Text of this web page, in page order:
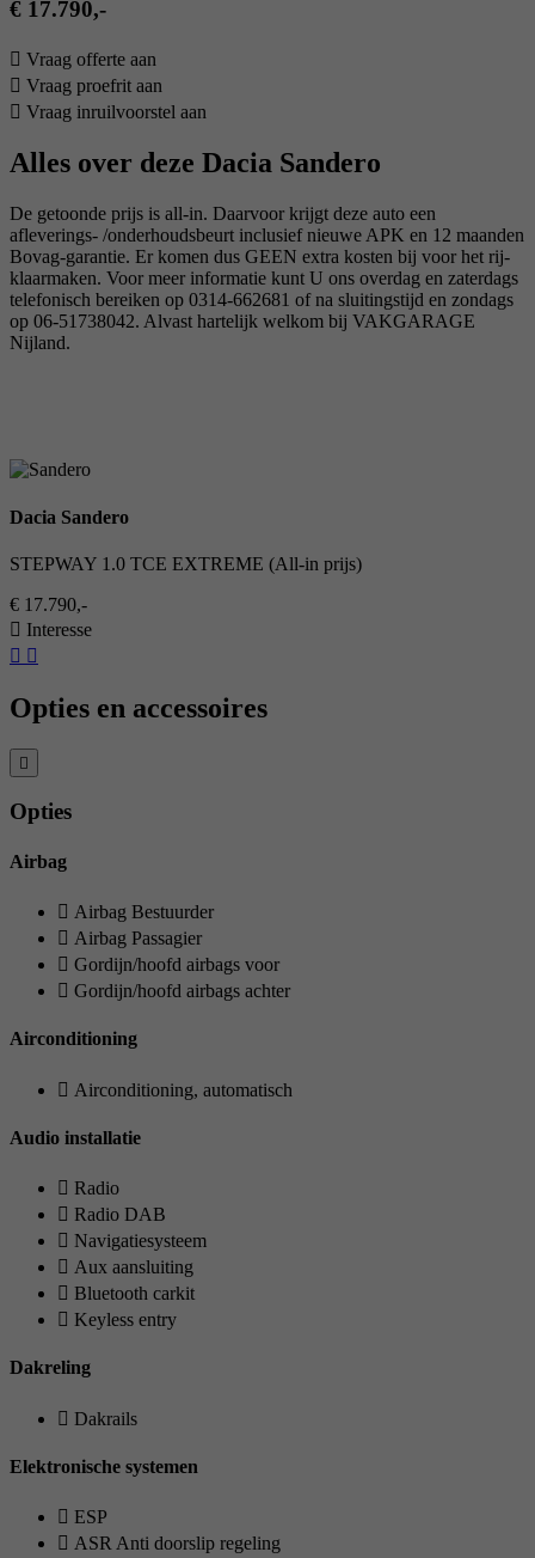
€ 17.790,-
Vraag offerte aan
Vraag proefrit aan
Vraag inruilvoorstel aan
Alles over deze Dacia Sandero
De getoonde prijs is all-in. Daarvoor krijgt deze auto een
afleverings- /onderhoudsbeurt inclusief nieuwe APK en 12 maanden
Bovag-garantie. Er komen dus GEEN extra kosten bij voor het rij-
klaarmaken. Voor meer informatie kunt U ons overdag en zaterdags
telefonisch bereiken op 0314-662681 of na sluitingstijd en zondags
op 06-51738042. Alvast hartelijk welkom bij VAKGARAGE
Nijland.
Dacia Sandero
STEPWAY 1.0 TCE EXTREME (All-in prijs)
€ 17.790,-
Interesse
Opties en accessoires
Opties
Airbag
Airbag Bestuurder
Airbag Passagier
Gordijn/hoofd airbags voor
Gordijn/hoofd airbags achter
Airconditioning
Airconditioning, automatisch
Audio installatie
Radio
Radio DAB
Navigatiesysteem
Aux aansluiting
Bluetooth carkit
Keyless entry
Dakreling
Dakrails
Elektronische systemen
ESP
ASR Anti doorslip regeling